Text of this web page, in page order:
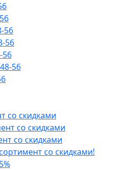
56
56
56
56
со скидками
со скидками
со скидками
со скидками!